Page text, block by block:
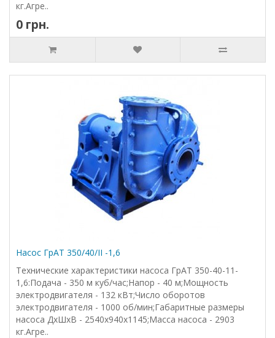
кг.Агре..
0 грн.
Насос ГрАТ 350/40/II -1,6
Технические характеристики насоса ГрАТ 350-40-11-
1,6:Подача - 350 м куб/час;Напор - 40 м;Мощность
электродвигателя - 132 кВт;Число оборотов
электродвигателя - 1000 об/мин;Габаритные размеры
насоса ДхШхВ - 2540х940х1145;Масса насоса - 2903
кг.Агре..